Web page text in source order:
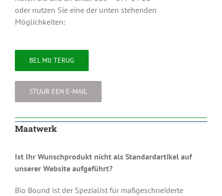
oder nutzen Sie eine der unten stehenden
Möglichkeiten:
BEL MIJ TERUG
STUUR EEN E-MAIL
Maatwerk
Ist Ihr Wunschprodukt nicht als Standardartikel auf
unserer Website aufgeführt?
Bio Bound ist der Spezialist für maßgeschneiderte